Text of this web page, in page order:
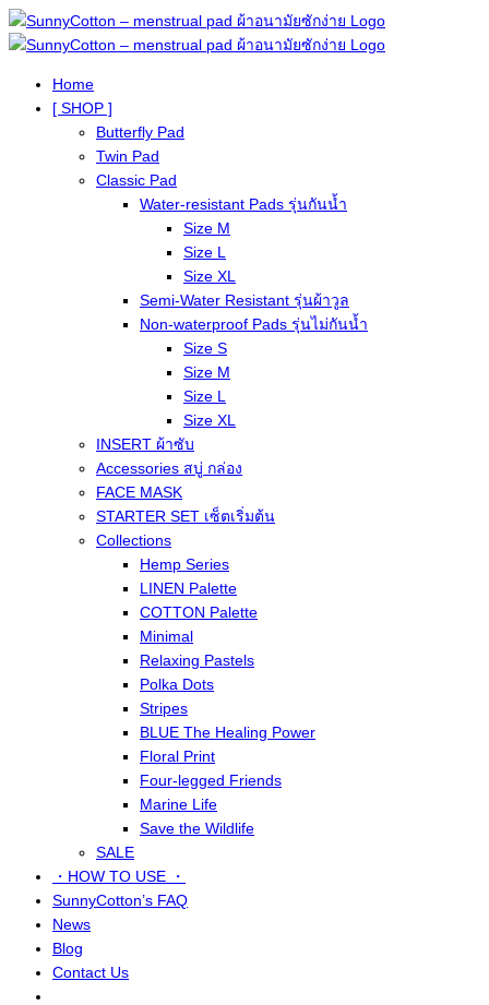
Home
[ SHOP ]
Butterfly Pad
Twin Pad
Classic Pad
Water-resistant Pads รุ่นกันน้ำ
Size M
Size L
Size XL
Semi-Water Resistant รุ่นผ้าวูล
Non-waterproof Pads รุ่นไม่กันน้ำ
Size S
Size M
Size L
Size XL
INSERT ผ้าซับ
Accessories สบู่ กล่อง
FACE MASK
STARTER SET เซ็ตเริ่มต้น
Collections
Hemp Series
LINEN Palette
COTTON Palette
Minimal
Relaxing Pastels
Polka Dots
Stripes
BLUE The Healing Power
Floral Print
Four-legged Friends
Marine Life
Save the Wildlife
SALE
・HOW TO USE ・
SunnyCotton’s FAQ
News
Blog
Contact Us